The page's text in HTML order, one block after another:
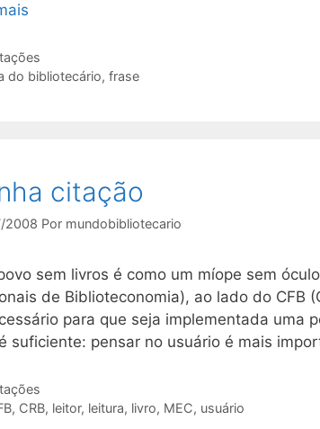
do bibliotecário, frase
citação
2008 Por mundobibliotecario
sem livros é como um míope sem
de Biblioteconomia), ao lado do CFB
para que seja implementada uma
suficiente: pensar no usuário é mais
, CRB, leitor, leitura, livro, MEC, usuário